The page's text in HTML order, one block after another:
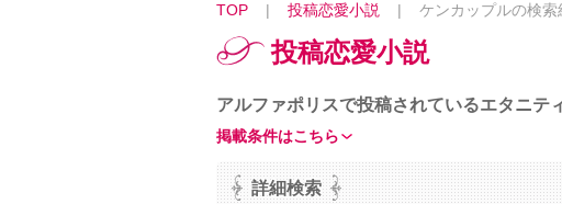
TOP | 投稿恋愛小説 | ケンカップルの検索
投稿恋愛小説
アルファポリスで投稿されているエタニテ
掲載条件はこちら
詳細検索